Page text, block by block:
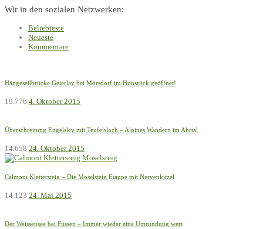
Wir in den sozialen Netzwerken:
Beliebteste
Neueste
Kommentare
Hängeseilbrücke Geierlay bei Mörsdorf im Hunsrück geöffnet!
19.776 4. Oktober 2015
Überschreitung Engelsley mit Teufelsloch – Alpines Wandern im Ahrtal
14.658 24. Oktober 2015
Calmont Klettersteig – Die Moselsteig Etappe mit Nervenkitzel
14.123 24. Mai 2015
Der Weissensee bei Füssen – Immer wieder eine Umrundung wert